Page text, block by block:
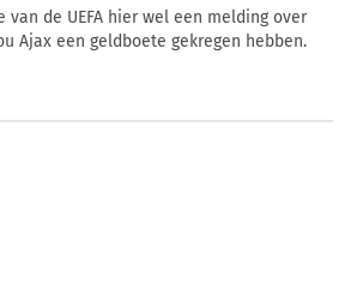
van de UEFA hier wel een melding over
Ajax een geldboete gekregen hebben.